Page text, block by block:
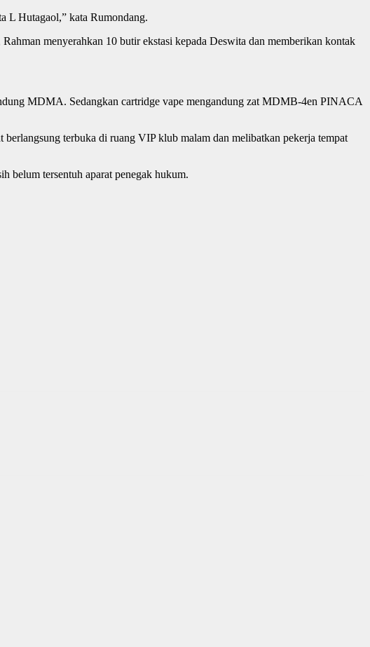
L Hutagaol,” kata Rumondang.
menyerahkan 10 butir ekstasi kepada Deswita dan memberikan kontak
MDMA. Sedangkan cartridge vape mengandung zat MDMB-4en PINACA
terbuka di ruang VIP klub malam dan melibatkan pekerja tempat
belum tersentuh aparat penegak hukum.